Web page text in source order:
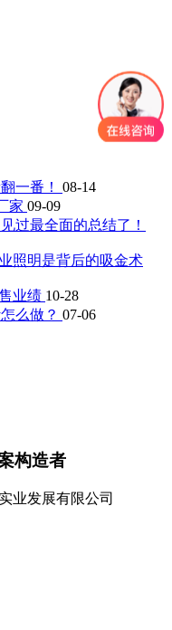
一番！ 08-14
家 09-09
过最全面的总结了！
照明是背后的吸金术
业绩 10-28
么做？ 07-06
构造者
业发展有限公司